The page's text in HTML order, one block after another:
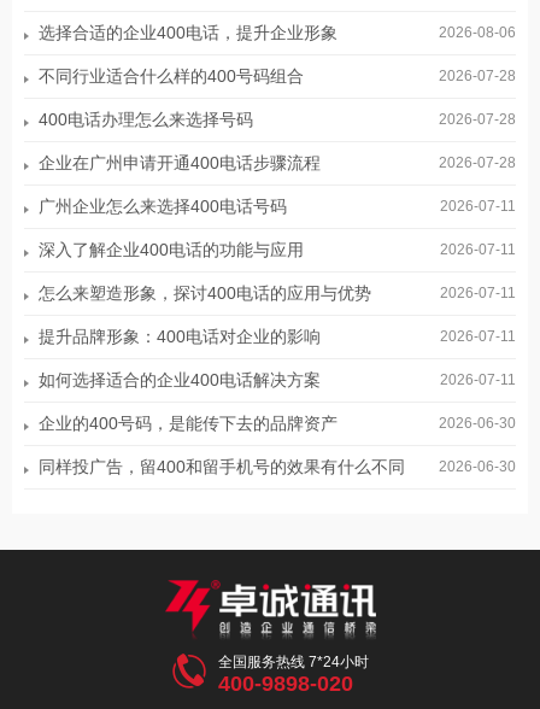
2026-08-06
选择合适的企业400电话，提升企业形象
2026-07-28
不同行业适合什么样的400号码组合
2026-07-28
400电话办理怎么来选择号码
2026-07-28
企业在广州申请开通400电话步骤流程
2026-07-11
广州企业怎么来选择400电话号码
2026-07-11
深入了解企业400电话的功能与应用
2026-07-11
怎么来塑造形象，探讨400电话的应用与优势
2026-07-11
提升品牌形象：400电话对企业的影响
2026-07-11
如何选择适合的企业400电话解决方案
2026-06-30
企业的400号码，是能传下去的品牌资产
2026-06-30
同样投广告，留400和留手机号的效果有什么不同
 全国服务热线 7*24小时
400-9898-020